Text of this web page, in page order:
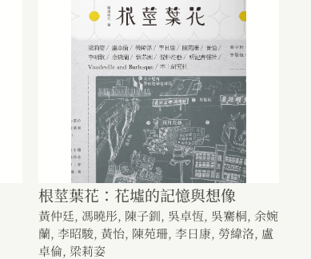
根莖葉花：花墟的記憶與想像
黃仲廷, 馮曉彤, 陳子釧, 吳卓恆, 吳騫桐, 余婉
蘭, 李昭駿, 黃怡, 陳苑珊, 李日康, 勞緯洛, 盧
卓倫, 梁莉姿